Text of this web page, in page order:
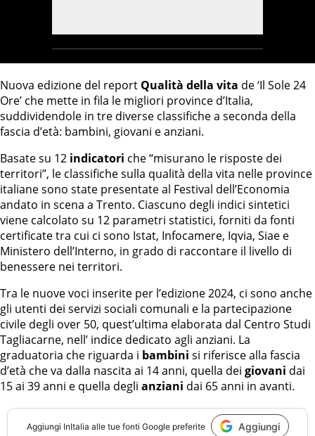
Nuova edizione del report Qualità della vita de ‘Il Sole 24
Ore’ che mette in fila le migliori province d’Italia,
suddividendole in tre diverse classifiche a seconda della
fascia d’età: bambini, giovani e anziani.
Basate su 12 indicatori che “misurano le risposte dei
territori”, le classifiche sulla qualità della vita nelle province
italiane sono state presentate al Festival dell’Economia
andato in scena a Trento. Ciascuno degli indici sintetici
viene calcolato su 12 parametri statistici, forniti da fonti
certificate tra cui ci sono Istat, Infocamere, Iqvia, Siae e
Ministero dell’Interno, in grado di raccontare il livello di
benessere nei territori.
Tra le nuove voci inserite per l’edizione 2024, ci sono anche
gli utenti dei servizi sociali comunali e la partecipazione
civile degli over 50, quest’ultima elaborata dal Centro Studi
Tagliacarne, nell’ indice dedicato agli anziani. La
graduatoria che riguarda i bambini si riferisce alla fascia
d’età che va dalla nascita ai 14 anni, quella dei giovani dai
15 ai 39 anni e quella degli anziani dai 65 anni in avanti.
Aggiungi InItalia alle tue fonti Google preferite Aggiungi